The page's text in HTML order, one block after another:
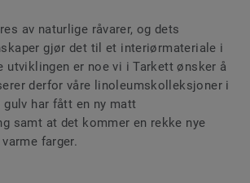
av naturlige råvarer, og dets
gjør det til et interiørmateriale i
utviklingen er noe vi i Tarkett ønsker å
derfor våre linoleumskolleksjoner i
gulv har fått en ny matt
samt at det kommer en rekke nye
farger.